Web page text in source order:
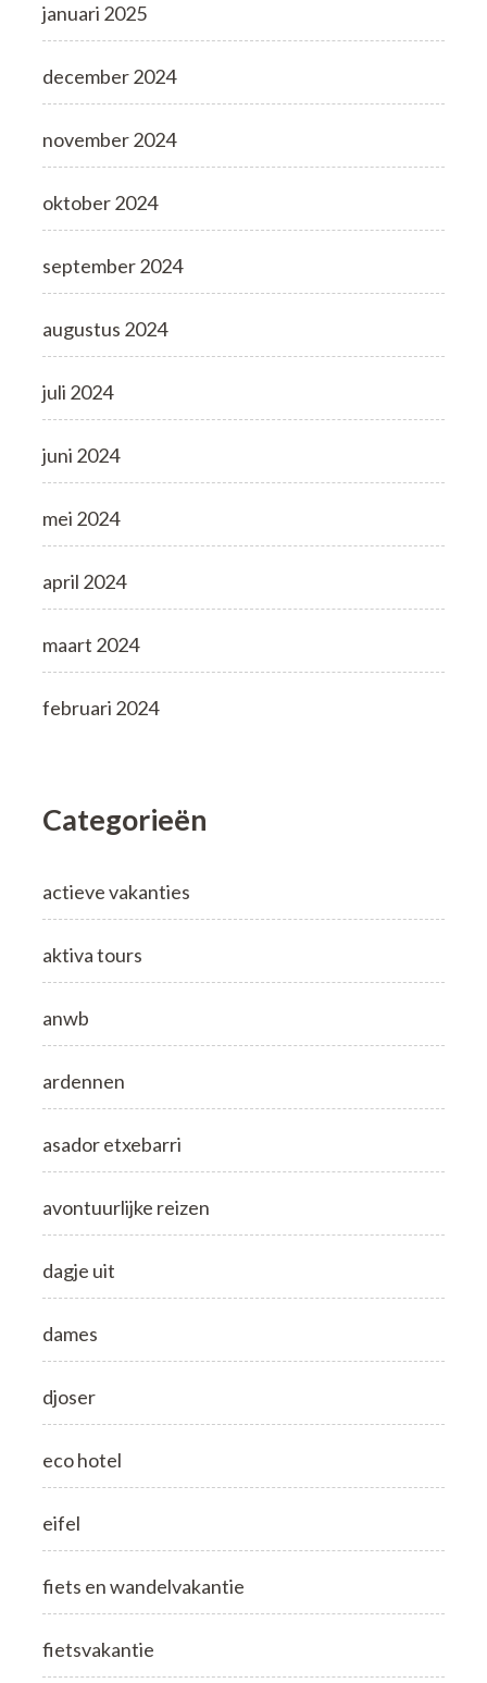
januari 2025
december 2024
november 2024
oktober 2024
september 2024
augustus 2024
juli 2024
juni 2024
mei 2024
april 2024
maart 2024
februari 2024
Categorieën
actieve vakanties
aktiva tours
anwb
ardennen
asador etxebarri
avontuurlijke reizen
dagje uit
dames
djoser
eco hotel
eifel
fiets en wandelvakantie
fietsvakantie